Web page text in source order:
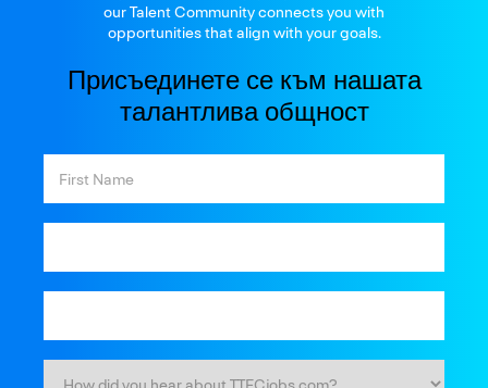
our Talent Community connects you with
opportunities that align with your goals.
Присъединете се към нашата
талантлива общност